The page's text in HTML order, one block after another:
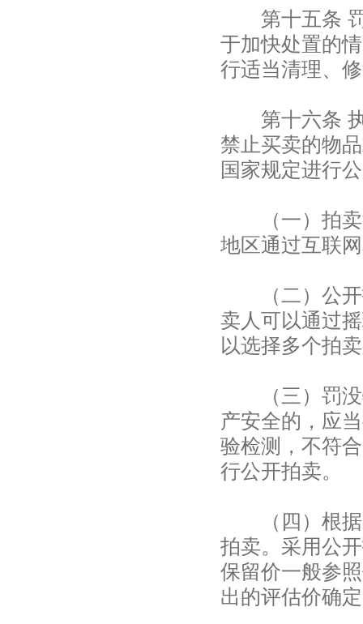
第十五条 罚
于加快处置的
行适当清理、
第十六条 执
禁止买卖的物
国家规定进行
（一）拍卖
地区通过互联
（二）公开
卖人可以通过
以选择多个拍
（三）罚没
产安全的，应
验检测，不符
行公开拍卖。
（四）根据
拍卖。采用公
保留价一般参
出的评估价确